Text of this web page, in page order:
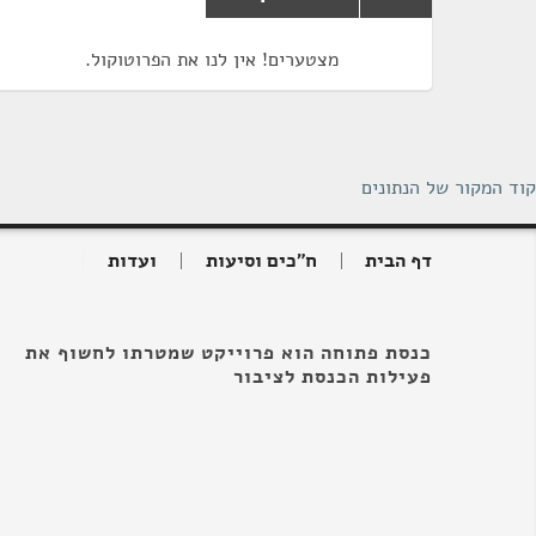
מצטערים! אין לנו את הפרוטוקול.
קוד המקור של הנתונים
דף הבית ח"כים וסיעות ועדות
כנסת פתוחה הוא פרוייקט שמטרתו לחשוף את
פעילות הכנסת לציבור